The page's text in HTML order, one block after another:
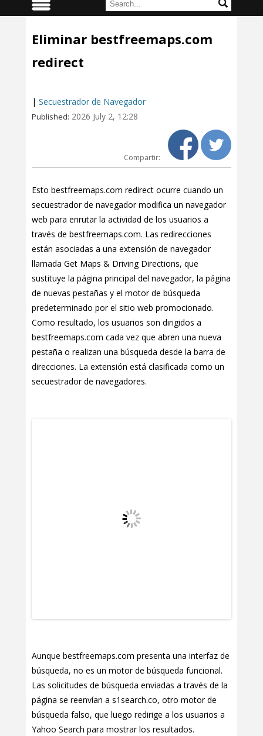
Eliminar bestfreemaps.com
redirect
| Secuestrador de Navegador
Published: 2026 July 2, 12:28
Compartir:
Esto bestfreemaps.com redirect ocurre cuando un
secuestrador de navegador modifica un navegador
web para enrutar la actividad de los usuarios a
través de bestfreemaps.com. Las redirecciones
están asociadas a una extensión de navegador
llamada Get Maps & Driving Directions, que
sustituye la página principal del navegador, la página
de nuevas pestañas y el motor de búsqueda
predeterminado por el sitio web promocionado.
Como resultado, los usuarios son dirigidos a
bestfreemaps.com cada vez que abren una nueva
pestaña o realizan una búsqueda desde la barra de
direcciones. La extensión está clasificada como un
secuestrador de navegadores.
Aunque bestfreemaps.com presenta una interfaz de
búsqueda, no es un motor de búsqueda funcional.
Las solicitudes de búsqueda enviadas a través de la
página se reenvían a s1search.co, otro motor de
búsqueda falso, que luego redirige a los usuarios a
Yahoo Search para mostrar los resultados.